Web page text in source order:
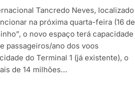
Tancredo Neves, localizado
na próxima quarta-feira (16 de
o novo espaço terá capacidade
passageiros/ano dos voos
do Terminal 1 (já existente), o
de 14 milhões…